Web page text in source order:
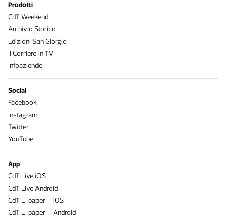
Prodotti
CdT Weekend
Archivio Storico
Edizioni San Giorgio
Il Corriere in TV
Infoaziende
Social
Facebook
Instagram
Twitter
YouTube
App
CdT Live iOS
CdT Live Android
CdT E-paper – iOS
CdT E-paper – Android